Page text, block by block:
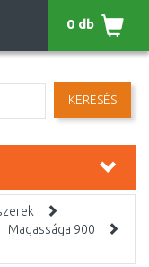
KERESÉS
0 db
Magassága 900